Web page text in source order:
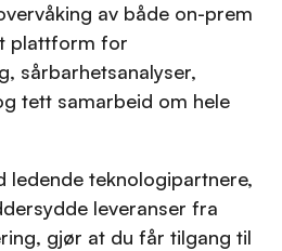
av både on-prem
plattform for
sårbarhetsanalyser,
tett samarbeid om hele
ledende teknologipartnere,
leveranser fra
gjør at du får tilgang til